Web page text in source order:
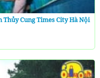
Cung Times City Hà Nội